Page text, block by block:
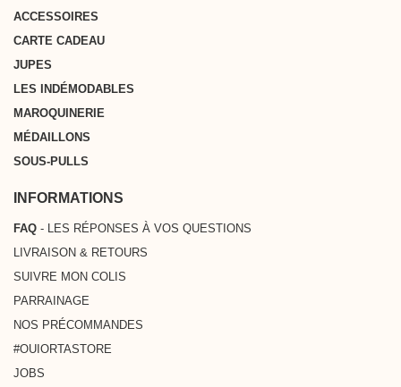
ACCESSOIRES
CARTE CADEAU
JUPES
LES INDÉMODABLES
MAROQUINERIE
MÉDAILLONS
SOUS-PULLS
INFORMATIONS
LIVRAISON & RETOURS
NOS PRÉCOMMANDES
#OUIORTASTORE
PARRAINAGE
FAQ - LES RÉPONSES À VOS QUESTIONS
SUIVRE MON COLIS
JOBS